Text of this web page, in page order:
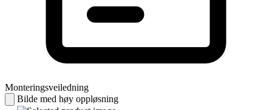
Monteringsveiledning
Bilde med høy oppløsning